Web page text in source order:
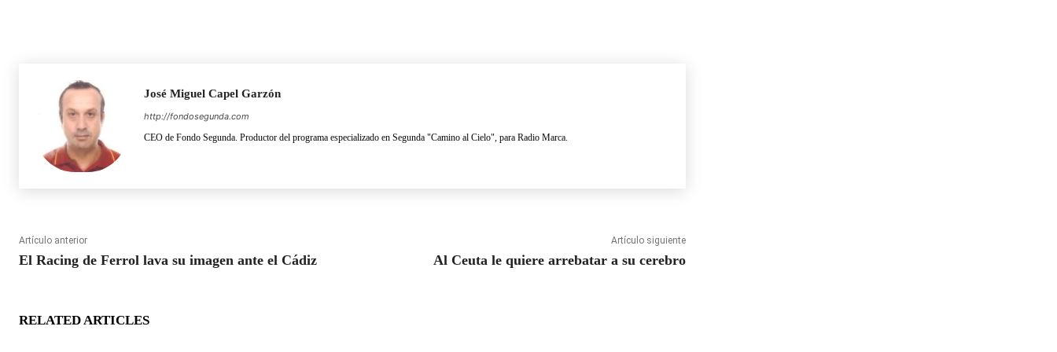
José Miguel Capel Garzón
http://fondosegunda.com
CEO de Fondo Segunda. Productor del programa especializado en Segunda "Camino al Cielo", para Radio Marca.
Artículo anterior
El Racing de Ferrol lava su imagen ante el Cádiz
Artículo siguiente
Al Ceuta le quiere arrebatar a su cerebro
RELATED ARTICLES